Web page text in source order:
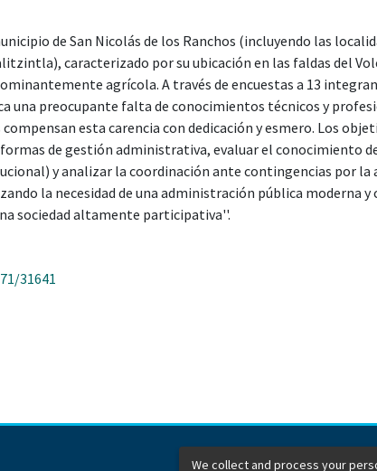
de San Nicolás de los Ranchos (incluyendo las
caracterizado por su ubicación en las faldas del
agrícola. A través de encuestas a 13
una preocupante falta de conocimientos técnicos y
esta carencia con dedicación y esmero. Los
de gestión administrativa, evaluar el conocimiento
y analizar la coordinación ante contingencias por la
la necesidad de una administración pública moderna y
sociedad altamente participativa''.
31641
We collect and process your